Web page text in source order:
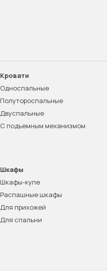
Кровати
Односпальные
Полутороспальные
Двуспальные
С подъемным механизмом
Шкафы
Шкафы-купе
Распашные шкафы
Для прихожей
Для спальни